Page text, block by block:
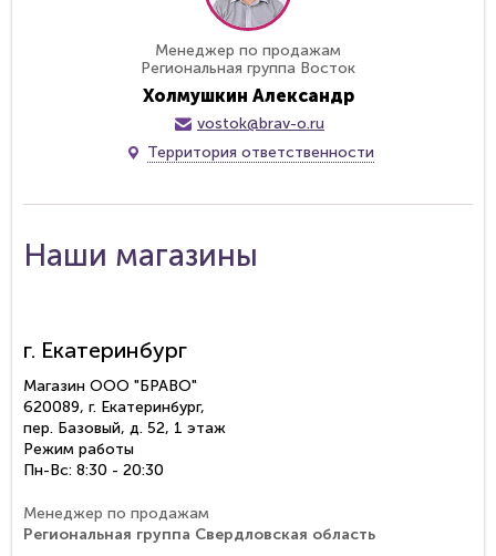
Менеджер по продажам
Региональная группа Восток
Холмушкин Александр
vostok@brav-o.ru
Территория ответственности
Наши магазины
г. Екатеринбург
Магазин ООО "БРАВО"
620089, г. Екатеринбург,
пер. Базовый, д. 52, 1 этаж
Режим работы
Пн-Вс: 8:30 - 20:30
Менеджер по продажам
Региональная группа Свердловская область